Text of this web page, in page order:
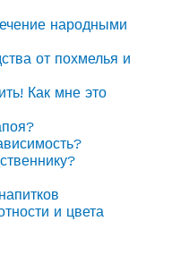
народными
от похмелья и
Как мне это
и цвета